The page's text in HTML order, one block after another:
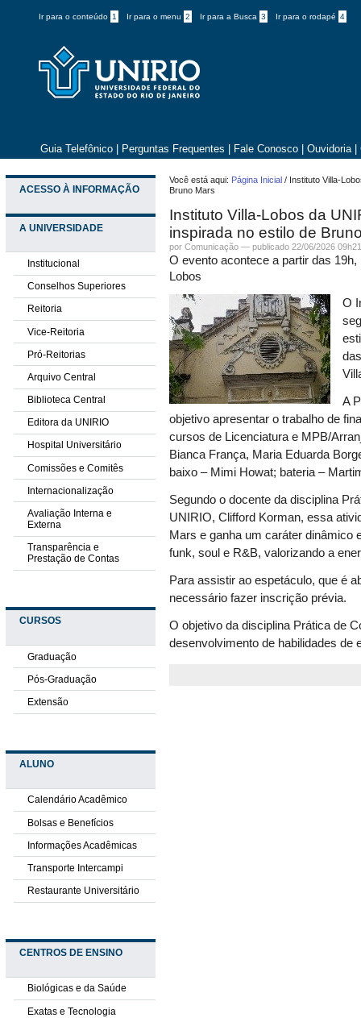
Ir para o conteúdo 1 Ir para o menu 2 Ir para a Busca 3 Ir para o rodapé 4
Guia Telefônico Perguntas Frequentes Fale Conosco Ouvidoria
ACESSO À INFORMAÇÃO
A UNIVERSIDADE
Institucional
Conselhos Superiores
Reitoria
Vice-Reitoria
Pró-Reitorias
Arquivo Central
Biblioteca Central
Editora da UNIRIO
Hospital Universitário
Comissões e Comitês
Internacionalização
Avaliação Interna e
Externa
Transparência e
Prestação de Contas
CURSOS
Graduação
Pós-Graduação
Extensão
ALUNO
Calendário Acadêmico
Bolsas e Benefícios
Informações Acadêmicas
Transporte Intercampi
Restaurante Universitário
CENTROS DE ENSINO
Biológicas e da Saúde
Exatas e Tecnologia
Você está aqui: Página Inicial / Instituto Villa-
Bruno Mars
Instituto Villa-Lobos da
inspirada no estilo de
porComunicação —publicado 22/06/2026
O evento acontece a partir das
Lobos
O
A
objetivo apresentar o trabalho de
cursos de Licenciatura e MPB/
Bianca França, Maria Eduarda
baixo – Mimi Howat; bateria –
Segundo o docente da disciplina
UNIRIO, Clifford Korman, essa
Mars e ganha um caráter dinâmico
funk, soul e R&B, valorizando a
Para assistir ao espetáculo, que é
necessário fazer inscrição prévia.
O objetivo da disciplina Prática de
desenvolvimento de habilidades de